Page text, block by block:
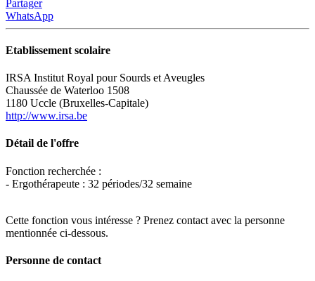
Partager
WhatsApp
Etablissement scolaire
IRSA Institut Royal pour Sourds et Aveugles
Chaussée de Waterloo 1508
1180 Uccle (Bruxelles-Capitale)
http://www.irsa.be
Détail de l'offre
Fonction recherchée :
- Ergothérapeute : 32 périodes/32 semaine
Cette fonction vous intéresse ? Prenez contact avec la personne
mentionnée ci-dessous.
Personne de contact